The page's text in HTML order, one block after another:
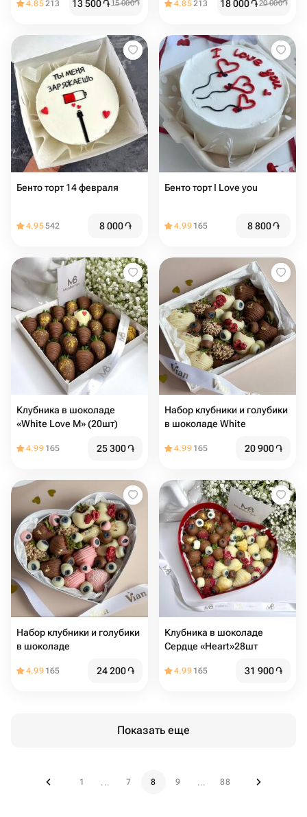
4.85213 13 500֏15 000֏ 4.85213 18 000֏20 000֏
Бенто торт 14 февраля
4.95542 8 000֏
Бенто торт I Love you
4.99 165 8 800֏
Клубника в шоколаде
«White Love M» (20шт)
4.99 165 25 300֏
Набор клубники и голубики
в шоколаде White
4.99 165 20 900֏
Набор клубники и голубики
в шоколаде
4.99 165 24 200֏
Клубника в шоколаде
Сердце «Heart»28шт
4.99 165 31 900֏
Показать еще
1 ... 7 8 9 ... 88